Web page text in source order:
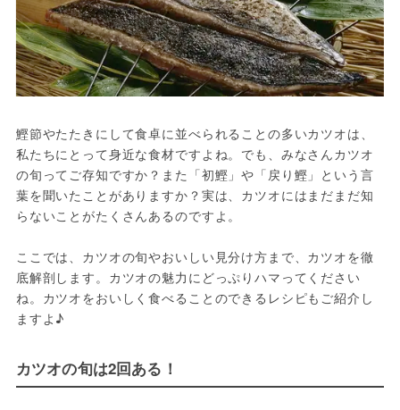
鰹節やたたきにして食卓に並べられることの多いカツオは、
私たちにとって身近な食材ですよね。でも、みなさんカツオ
の旬ってご存知ですか？また「初鰹」や「戻り鰹」という言
葉を聞いたことがありますか？実は、カツオにはまだまだ知
らないことがたくさんあるのですよ。
ここでは、カツオの旬やおいしい見分け方まで、カツオを徹
底解剖します。カツオの魅力にどっぷりハマってください
ね。カツオをおいしく食べることのできるレシピもご紹介し
ますよ♪
カツオの旬は2回ある！